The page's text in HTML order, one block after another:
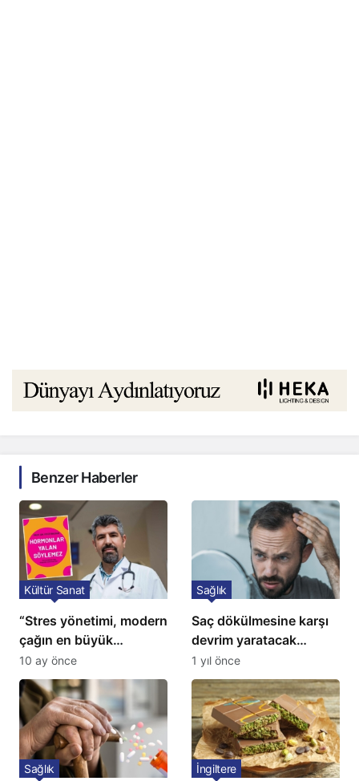
Benzer Haberler
“Stres yönetimi, modern
çağın en büyük
tedavisidir”
Kültür Sanat
10 ay önce
Saç dökülmesine karşı
devrim yaratacak
çözüm: Ne ilaç ne saç
ekimi gerekiyor
Sağlık
1 yıl önce
Sağlık İngiltere